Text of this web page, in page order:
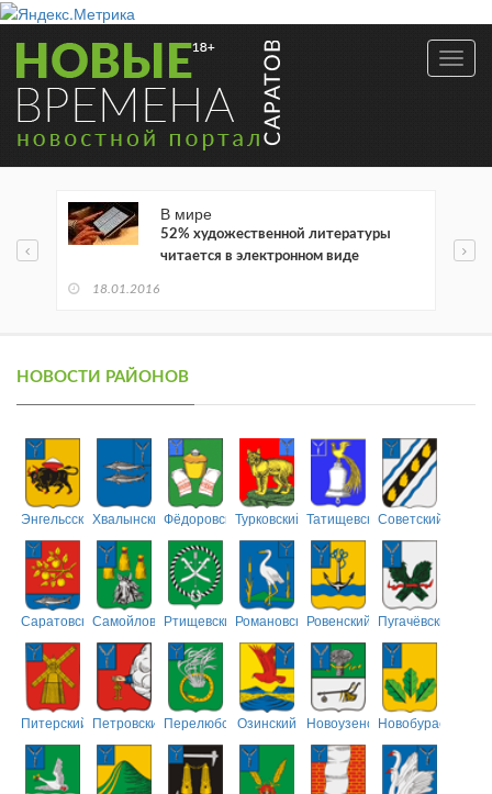
В мире
52% художественной литературы
читается в электронном виде
18.01.2016
НОВОСТИ РАЙОНОВ
ЭнгельсскийХвалынскийФёдоровскийТурковский ТатищевскийСоветский
СаратовскийСамойловскийРтищевскийРомановскийРовенский Пугачёвский
Питерский ПетровскийПерелюбскийОзинский НовоузенскийНовобурасский